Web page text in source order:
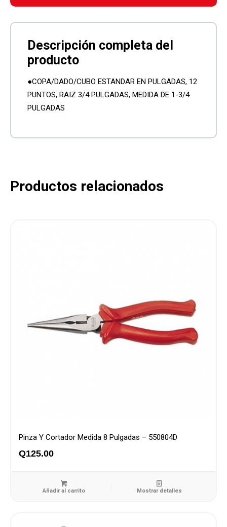
●COPA/DADO/CUBO ESTANDAR EN PULGADAS, 12
PUNTOS, RAIZ 3/4 PULGADAS, MEDIDA DE 1-3/4
PULGADAS
Productos relacionados
Pinza Y Cortador Medida 8 Pulgadas – 550804D
Q125.00
Añadir al carrito Mostrar detalles